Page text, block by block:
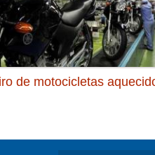
de motocicletas